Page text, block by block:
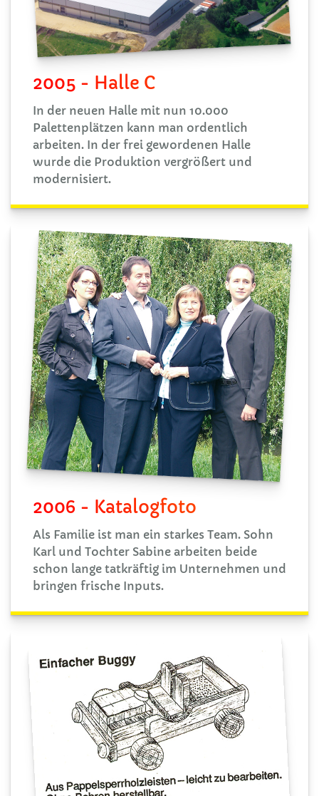
2005 - Halle C
In der neuen Halle mit nun 10.000
Palettenplätzen kann man ordentlich
arbeiten. In der frei gewordenen Halle
wurde die Produktion vergrößert und
modernisiert.
2006 - Katalogfoto
Als Familie ist man ein starkes Team. Sohn
Karl und Tochter Sabine arbeiten beide
schon lange tatkräftig im Unternehmen und
bringen frische Inputs.